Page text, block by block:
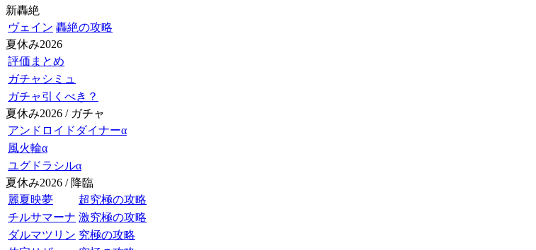
新轟絶
ヴェイン 轟絶の攻略
夏休み2026
評価まとめ
ガチャシミュ
ガチャ引くべき？
夏休み2026 / ガチャ
アンドロイドダイナーα
風火輪α
ユグドラシルα
夏休み2026 / 降臨
麗夏映夢
超究極の攻略
チルサマーナ 激究極の攻略
ダルマツリン 究極の攻略